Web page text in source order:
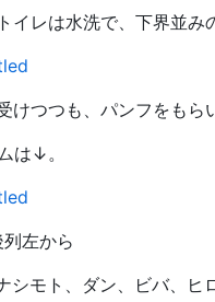
レは水洗で、下界並み
つつも、パンフをもら
は↓。
左から
モト、ダン、ビバ、ヒ